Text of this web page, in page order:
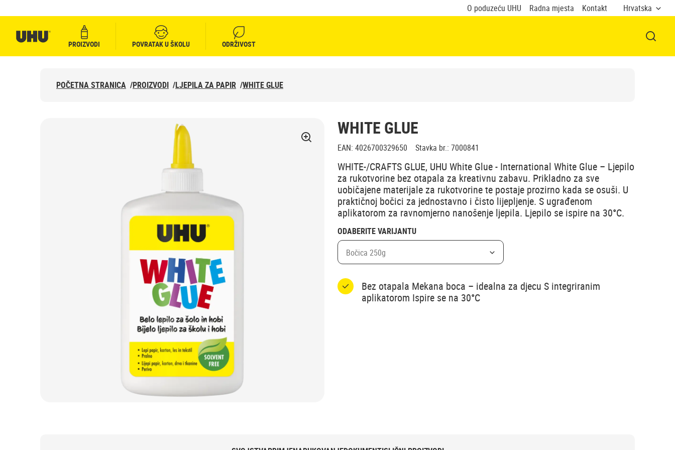
O poduzeću UHU Radna mjesta Kontakt Hrvatska
PROIZVODI POVRATAK U ŠKOLU ODRŽIVOST
POČETNA STRANICA /PROIZVODI /LJEPILA ZA PAPIR /WHITE GLUE
WHITE GLUE
EAN: 4026700329650 Stavka br.: 7000841
WHITE-/CRAFTS GLUE, UHU White Glue - International White Glue – Ljepilo
za rukotvorine bez otapala za kreativnu zabavu. Prikladno za sve
uobičajene materijale za rukotvorine te postaje prozirno kada se osuši. U
praktičnoj bočici za jednostavno i čisto lijepljenje. S ugrađenom
aplikatorom za ravnomjerno nanošenje ljepila. Ljepilo se ispire na 30°C.
ODABERITE VARIJANTU
Bočica 250g
Bez otapala Mekana boca – idealna za djecu S integriranim
aplikatorom Ispire se na 30°C